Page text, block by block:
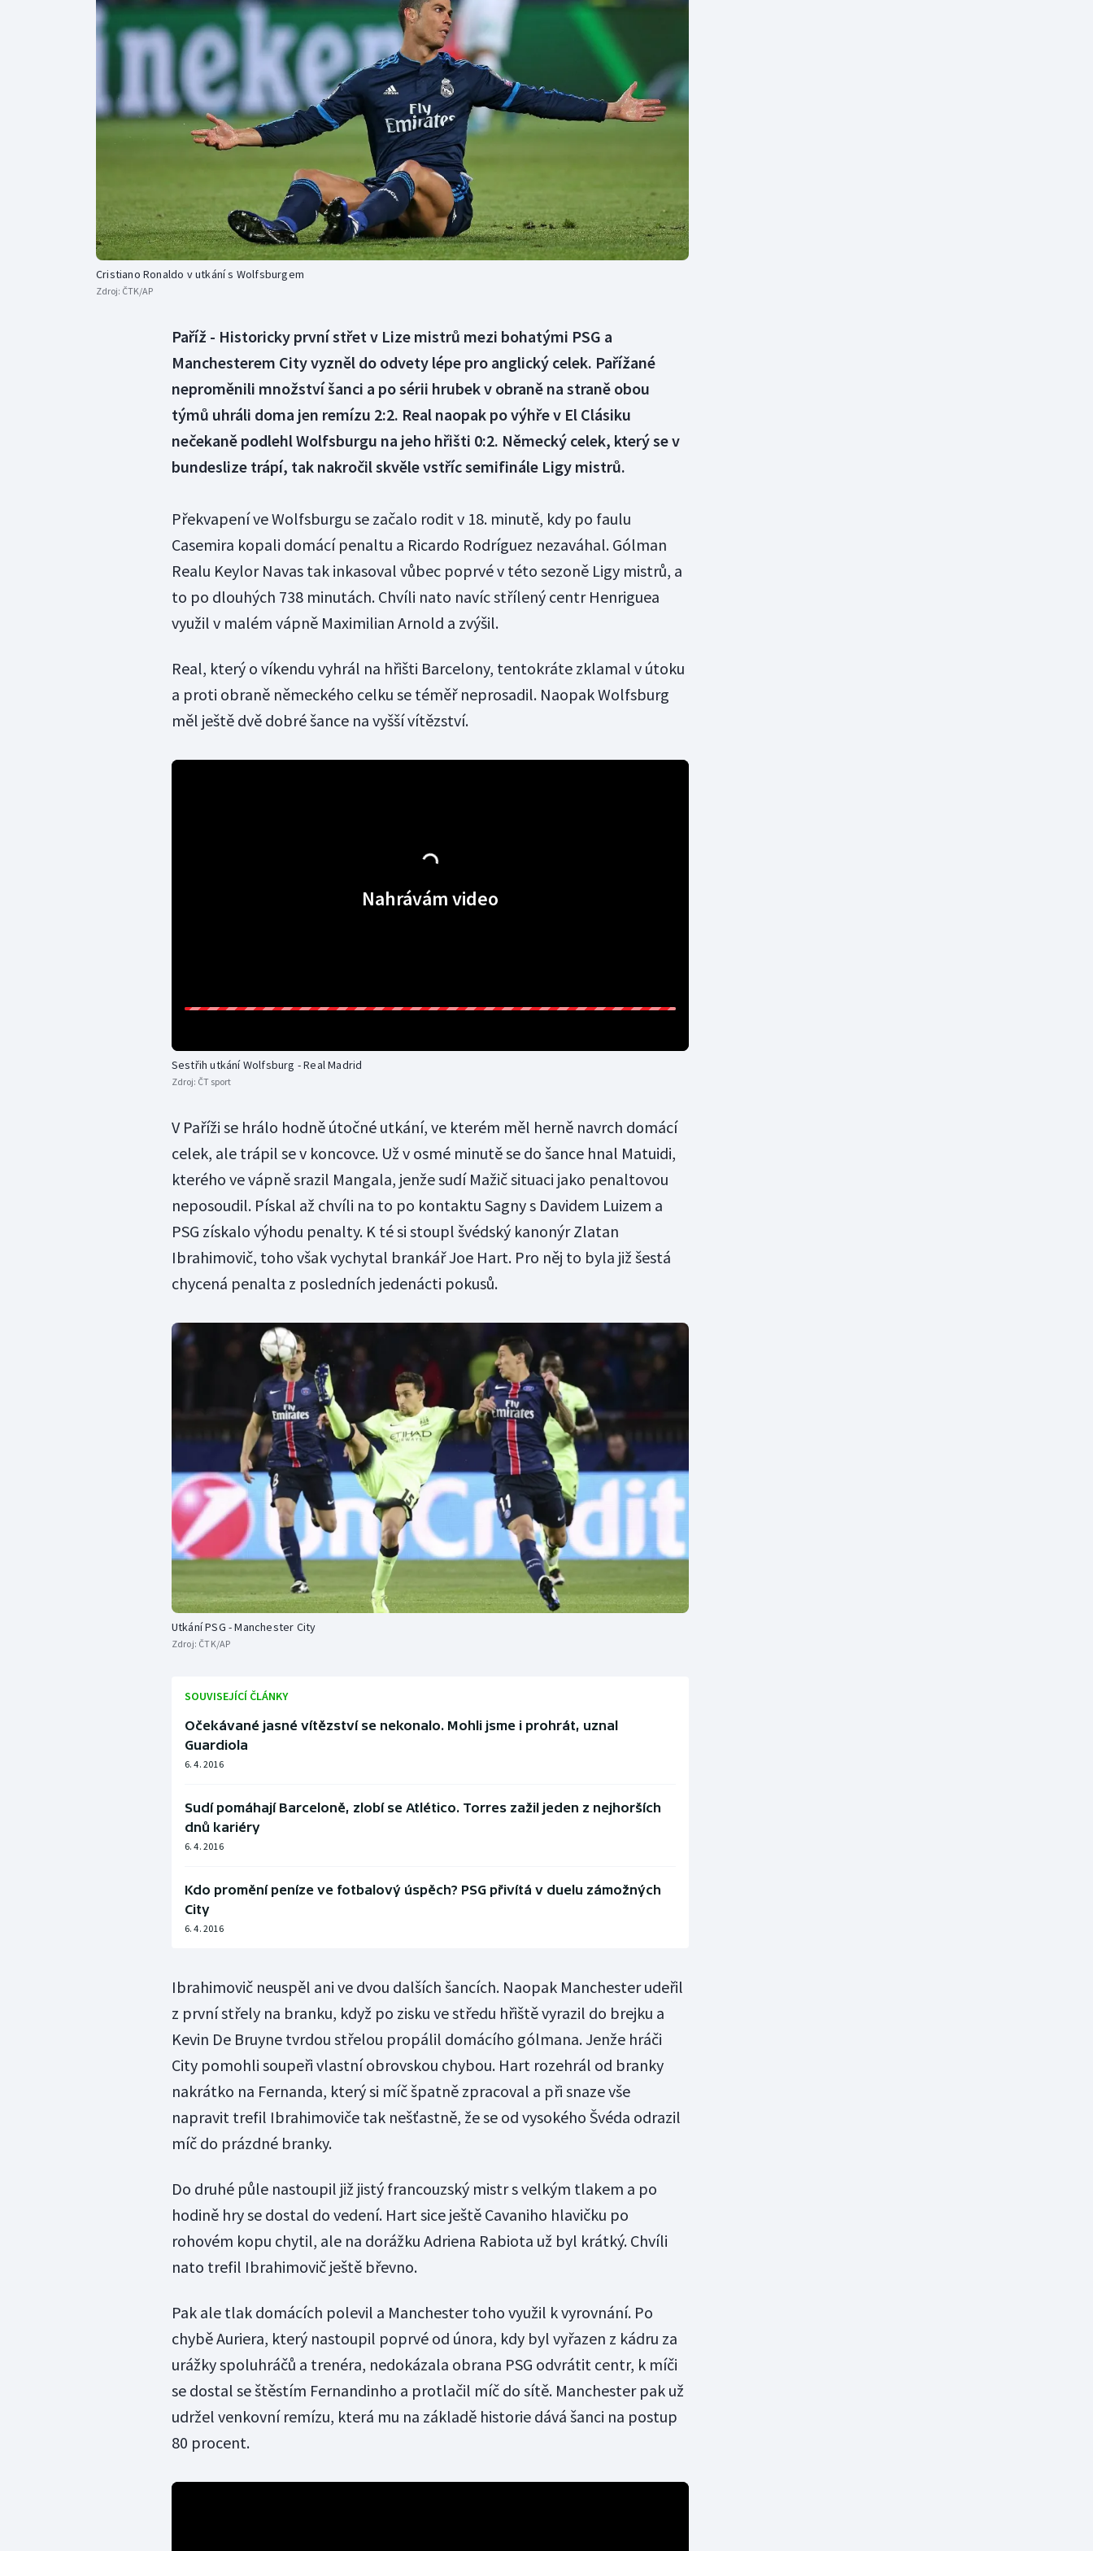
Curling
Dostihy
Florbal
Futsal
Gymnastika
Moderní pětiboj
Motorsport
Olympijské hry
Parasport
Plavání
Plážový volejbal
Triatlon
Veslování
Vodní slalom
Volejbal
Cristiano Ronaldo v utkání s Wolfsburgem
Zdroj: ČTK/AP
Paříž - Historicky první střet v Lize mistrů mezi bohatými PSG a
Manchesterem City vyzněl do odvety lépe pro anglický celek. Pařížané
neproměnili množství šanci a po sérii hrubek v obraně na straně obou
týmů uhráli doma jen remízu 2:2. Real naopak po výhře v El Clásiku
nečekaně podlehl Wolfsburgu na jeho hřišti 0:2. Německý celek, který se v
bundeslize trápí, tak nakročil skvěle vstříc semifinále Ligy mistrů.
Překvapení ve Wolfsburgu se začalo rodit v 18. minutě, kdy po faulu
Casemira kopali domácí penaltu a Ricardo Rodríguez nezaváhal. Gólman
Realu Keylor Navas tak inkasoval vůbec poprvé v této sezoně Ligy mistrů, a
to po dlouhých 738 minutách. Chvíli nato navíc střílený centr Henriguea
využil v malém vápně Maximilian Arnold a zvýšil.
Real, který o víkendu vyhrál na hřišti Barcelony, tentokráte zklamal v útoku
a proti obraně německého celku se téměř neprosadil. Naopak Wolfsburg
měl ještě dvě dobré šance na vyšší vítězství.
Nahrávám video
Sestřih utkání Wolfsburg - Real Madrid
Zdroj: ČT sport
V Paříži se hrálo hodně útočné utkání, ve kterém měl herně navrch domácí
celek, ale trápil se v koncovce. Už v osmé minutě se do šance hnal Matuidi,
kterého ve vápně srazil Mangala, jenže sudí Mažič situaci jako penaltovou
neposoudil. Pískal až chvíli na to po kontaktu Sagny s Davidem Luizem a
PSG získalo výhodu penalty. K té si stoupl švédský kanonýr Zlatan
Ibrahimovič, toho však vychytal brankář Joe Hart. Pro něj to byla již šestá
chycená penalta z posledních jedenácti pokusů.
Utkání PSG - Manchester City
Zdroj: ČTK/AP
SOUVISEJÍCÍ ČLÁNKY
Očekávané jasné vítězství se nekonalo. Mohli jsme i prohrát, uznal
Guardiola
6. 4. 2016
Sudí pomáhají Barceloně, zlobí se Atlético. Torres zažil jeden z nejhorších
dnů kariéry
6. 4. 2016
Kdo promění peníze ve fotbalový úspěch? PSG přivítá v duelu zámožných
City
6. 4. 2016
Ibrahimovič neuspěl ani ve dvou dalších šancích. Naopak Manchester udeřil
z první střely na branku, když po zisku ve středu hřiště vyrazil do brejku a
Kevin De Bruyne tvrdou střelou propálil domácího gólmana. Jenže hráči
City pomohli soupeři vlastní obrovskou chybou. Hart rozehrál od branky
nakrátko na Fernanda, který si míč špatně zpracoval a při snaze vše
napravit trefil Ibrahimoviče tak nešťastně, že se od vysokého Švéda odrazil
míč do prázdné branky.
Do druhé půle nastoupil již jistý francouzský mistr s velkým tlakem a po
hodině hry se dostal do vedení. Hart sice ještě Cavaniho hlavičku po
rohovém kopu chytil, ale na dorážku Adriena Rabiota už byl krátký. Chvíli
nato trefil Ibrahimovič ještě břevno.
Pak ale tlak domácích polevil a Manchester toho využil k vyrovnání. Po
chybě Auriera, který nastoupil poprvé od února, kdy byl vyřazen z kádru za
urážky spoluhráčů a trenéra, nedokázala obrana PSG odvrátit centr, k míči
se dostal se štěstím Fernandinho a protlačil míč do sítě. Manchester pak už
udržel venkovní remízu, která mu na základě historie dává šanci na postup
80 procent.